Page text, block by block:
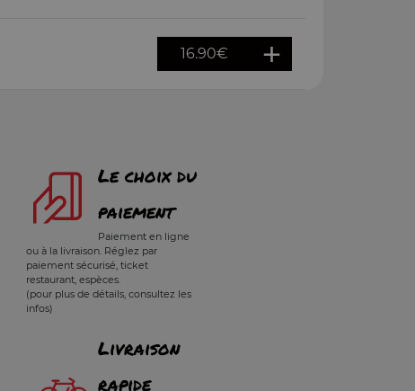
16.90€
Le choix du
paiement
Paiement en ligne
ou à la livraison. Réglez par
paiement sécurisé, ticket
restaurant, espèces.
(pour plus de détails, consultez les
infos)
Livraison
rapide